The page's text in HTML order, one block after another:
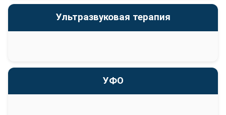
Ультразвуковая терапия
УФО